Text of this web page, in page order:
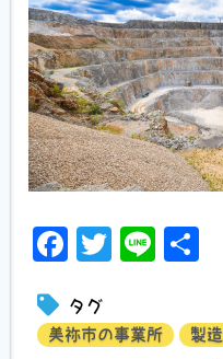
Facebook
Twitter
Line
タグ
美祢市の事業所 製造